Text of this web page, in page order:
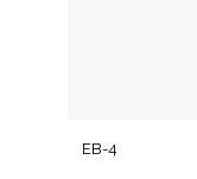
EB-4